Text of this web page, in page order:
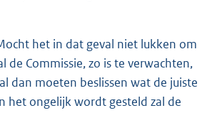
het in dat geval niet lukken om
de Commissie, zo is te verwachten,
dan moeten beslissen wat de juiste
het ongelijk wordt gesteld zal de